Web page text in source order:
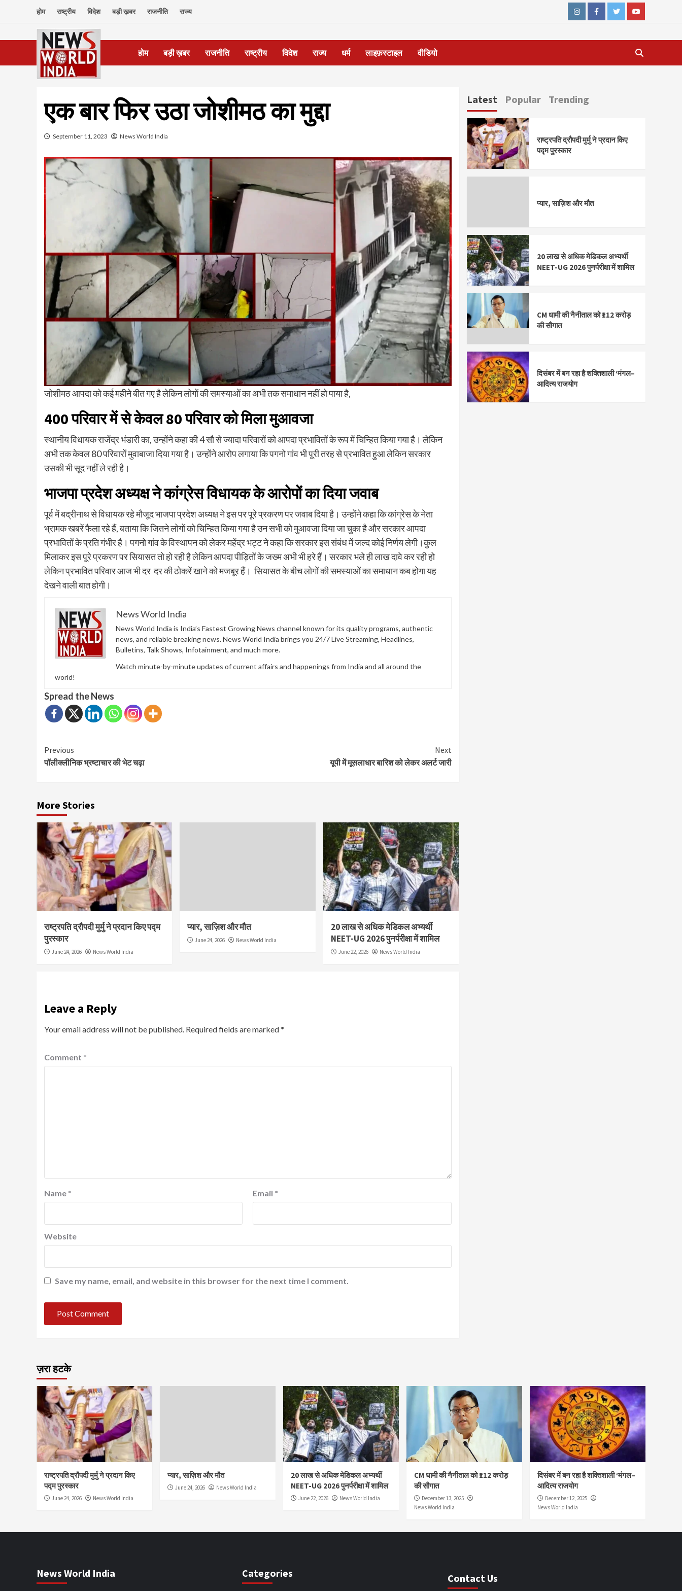
होम राष्ट्रीय विदेश बड़ी ख़बर राजनीति राज्य
InstagramFacebookTwitterYoutube
होम बड़ी ख़बर राजनीति राष्ट्रीय विदेश राज्य धर्म लाइफ़स्टाइल वीडियो
एक बार फिर उठा जोशीमठ का मुद्दा
September 11, 2023 News World India
जोशीमठ आपदा को कई महीने बीत गए है लेकिन लोगों की समस्याओं का अभी तक समाधान नहीं हो पाया है,
400 परिवार में से केवल 80 परिवार को मिला मुआवजा
स्थानीय विधायक राजेंद्र भंडारी का, उन्होंने कहा की 4 सौ से ज्यादा परिवारों को आपदा प्रभावितों के रूप में चिन्हित किया गया है। लेकिन
अभी तक केवल 80 परिवारों मुवाबाजा दिया गया है। उन्होंने आरोप लगाया कि पगनो गांव भी पूरी तरह से प्रभावित हुआ लेकिन सरकार
उसकी भी सूद नहीं ले रही है।
भाजपा प्रदेश अध्यक्ष ने कांग्रेस विधायक के आरोपों का दिया जवाब
पूर्व में बद्रीनाथ से विधायक रहे मौजूद भाजपा प्रदेश अध्यक्ष ने इस पर पूरे प्रकरण पर जवाब दिया है। उन्होंने कहा कि कांग्रेस के नेता
भ्रामक खबरें फैला रहे हैं, बताया कि जितने लोगों को चिन्हित किया गया है उन सभी को मुआवजा दिया जा चुका है और सरकार आपदा
प्रभावितों के प्रति गंभीर है। पगनो गांव के विस्थापन को लेकर महेंद्र भट्ट ने कहा कि सरकार इस संबंध में जल्द कोई निर्णय लेगी।कुल
मिलाकर इस पूरे प्रकरण पर सियासत तो हो रही है लेकिन आपदा पीड़ितों के जख्म अभी भी हरे हैं। सरकार भले ही लाख दावे कर रही हो
लेकिन प्रभावित परिवार आज भी दर दर की ठोकरें खाने को मजबूर हैं। सियासत के बीच लोगों की समस्याओं का समाधान कब होगा यह
देखने वाली बात होगी।
News World India
News World India is India’s Fastest Growing News channel known for its quality programs, authentic
news, and reliable breaking news. News World India brings you 24/7 Live Streaming, Headlines,
Bulletins, Talk Shows, Infotainment, and much more.
Watch minute-by-minute updates of current affairs and happenings from India and all around the
world!
Spread the News
Continue
Reading
Previous
पॉलीक्लीनिक भ्रष्टाचार की भेट चढ़ा
Next
यूपी में मूसलाधार बारिश को लेकर अलर्ट जारी
More Stories
राष्ट्रपति द्रौपदी मुर्मु ने प्रदान किए पद्म
पुरस्कार
June 24, 2026 News World India
प्यार, साज़िश और मौत
June 24, 2026 News World India
20 लाख से अधिक मेडिकल अभ्यर्थी
NEET-UG 2026 पुनर्परीक्षा में शामिल
June 22, 2026 News World India
Leave a Reply
Your email address will not be published. Required fields are marked*
Comment *
Name * Email *
Website
Save my name, email, and website in this browser for the next time I comment.
Latest Popular Trending
राष्ट्रपति द्रौपदी मुर्मु ने प्रदान किए
पद्म पुरस्कार
प्यार, साज़िश और मौत
20 लाख से अधिक मेडिकल अभ्यर्थी
NEET-UG 2026 पुनर्परीक्षा में शामिल
CM धामी की नैनीताल को ₹112 करोड़
की सौगात
दिसंबर में बन रहा है शक्तिशाली ‘मंगल–
आदित्य राजयोग
ज़रा हटके
राष्ट्रपति द्रौपदी मुर्मु ने प्रदान किए
पद्म पुरस्कार
June 24, 2026 News World India
प्यार, साज़िश और मौत
June 24, 2026 News World India
20 लाख से अधिक मेडिकल अभ्यर्थी
NEET-UG 2026 पुनर्परीक्षा में शामिल
June 22, 2026 News World India
CM धामी की नैनीताल को ₹112 करोड़
की सौगात
December 13, 2025
News World India
दिसंबर में बन रहा है शक्तिशाली ‘मंगल–
आदित्य राजयोग
December 12, 2025
News World India
News World India Categories Contact Us